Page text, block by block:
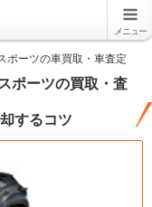
メニュー
ポーツの車買取・車査定
ポーツの買取・査
するコツ